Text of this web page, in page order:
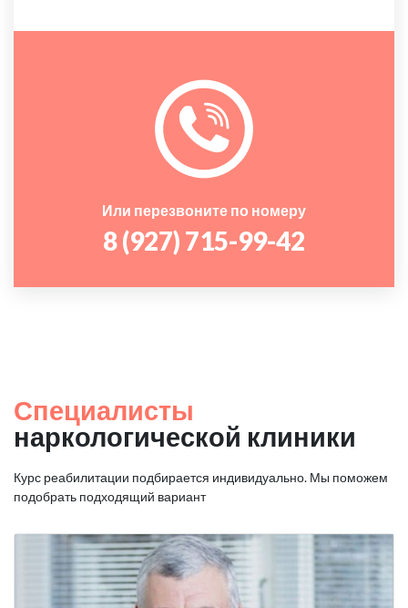
Или перезвоните по номеру
8 (927) 715-99-42
Специалисты
наркологической клиники
Курс реабилитации подбирается индивидуально. Мы поможем
подобрать подходящий вариант